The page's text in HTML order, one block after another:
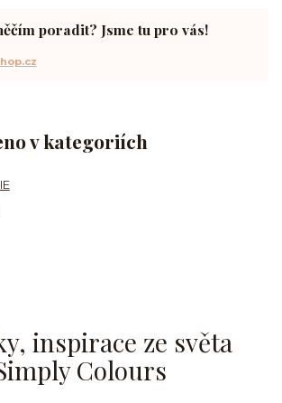
v kategoriích
poradit? Jsme tu pro vás!
inspirace ze světa
Colours